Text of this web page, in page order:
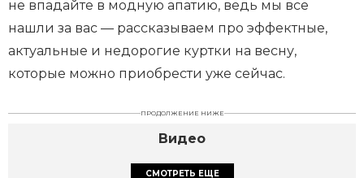
не впадайте в модную апатию, ведь мы все
нашли за вас — рассказываем про эффектные,
актуальные и недорогие куртки на весну,
которые можно приобрести уже сейчас.
ПРОДОЛЖЕНИЕ НИЖЕ
Видео
СМОТРЕТЬ ЕЩЕ